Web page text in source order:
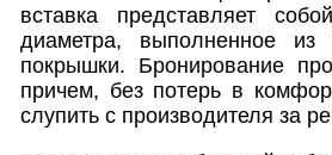
вставка представляет
диаметра, выполненное из
покрышки. Бронирование
причем, без потерь в
слупить с производителя за